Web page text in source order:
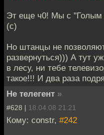
Эт еще ч0! Мы с "Голым
(с)
Но штанцы не
развернуться))) А тут
в лесу, ни тебе
такое!!! И два раза
Не телегент »
#628 | 18.04.08 21:21
Кому: constr, #242